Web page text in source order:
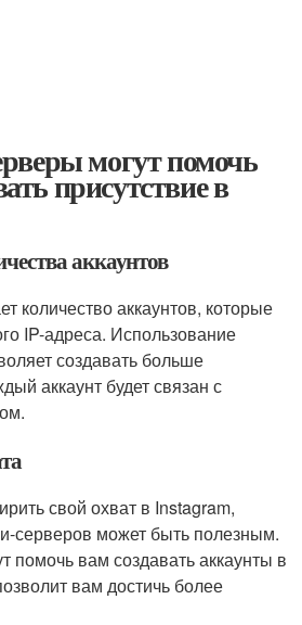
могут помочь
присутствие в
аккаунтов
количество аккаунтов, которые
IP-адреса. Использование
создавать больше
аккаунт будет связан с
свой охват в Instagram,
серверов может быть полезным.
помочь вам создавать аккаунты в
вам достичь более